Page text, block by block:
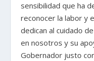
sensibilidad que ha
reconocer la labor y
dedican al cuidado
en nosotros y su
Gobernador justo